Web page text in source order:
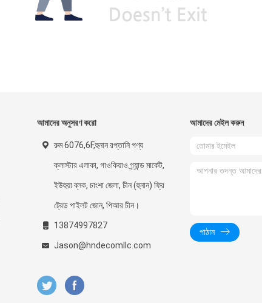
আমাদের অনুসরণ করো
রুম 6076,6F,হুনান রপ্তানি পণ্য
ক্লাস্টার এলাকা, গাওকিয়াও গ্র্যান্ড মার্কেট,
ইউহুয়া ব্লক, চাংশা জেলা, চীন (হুনান) ফ্রি
ট্রেড পাইলট জোন, পিআর চীন।
13874997827
Jason@hndecomllc.com
আমাদের মেইল ​​করুন
পাঠান